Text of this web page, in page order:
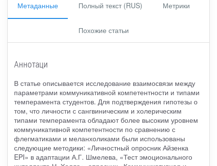
Метаданные Полный текст (RUS) Метрики
Похожие статьи
Аннотаци
В статье описывается исследование взаимосвязи между
параметрами коммуникативной компетентности и типами
темперамента студентов. Для подтверждения гипотезы о
том, что личности с сангвиническим и холерическим
типами темперамента обладают более высоким уровнем
коммуникативной компетентности по сравнению с
флегматиками и меланхоликами были использованы
следующие методики: «Личностный опросник Айзенка
EPI» в адаптации А.Г. Шмелева, «Тест эмоционального